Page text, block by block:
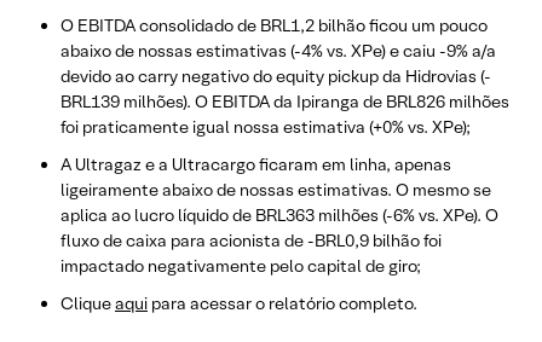
O EBITDA consolidado de BRL1,2 bilhão ficou um pouco
abaixo de nossas estimativas (-4% vs. XPe) e caiu -9% a/a
devido ao carry negativo do equity pickup da Hidrovias (-
BRL139 milhões). O EBITDA da Ipiranga de BRL826 milhões
foi praticamente igual nossa estimativa (+0% vs. XPe);
A Ultragaz e a Ultracargo ficaram em linha, apenas
ligeiramente abaixo de nossas estimativas. O mesmo se
aplica ao lucro líquido de BRL363 milhões (-6% vs. XPe). O
fluxo de caixa para acionista de -BRL0,9 bilhão foi
impactado negativamente pelo capital de giro;
Cliqueaqui para acessar o relatório completo.